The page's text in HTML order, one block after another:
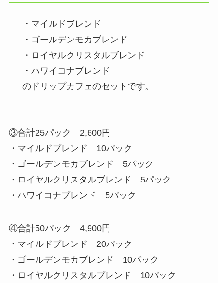
・マイルドブレンド
・ゴールデンモカブレンド
・ロイヤルクリスタルブレンド
・ハワイコナブレンド
のドリップカフェのセットです。
③合計25パック 2,600円
・マイルドブレンド 10パック
・ゴールデンモカブレンド 5パック
・ロイヤルクリスタルブレンド 5パック
・ハワイコナブレンド 5パック
④合計50パック 4,900円
・マイルドブレンド 20パック
・ゴールデンモカブレンド 10パック
・ロイヤルクリスタルブレンド 10パック